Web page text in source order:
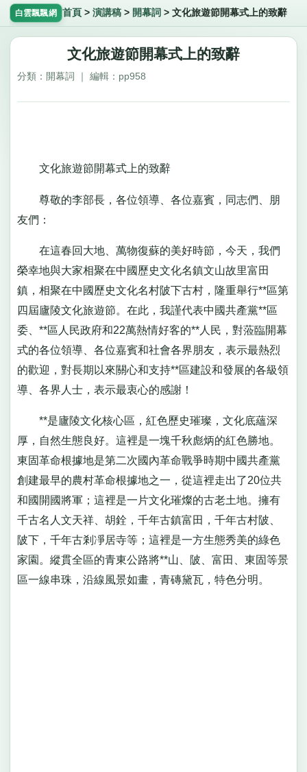
白雲飄飄網 首頁 > 演講稿> 開幕詞 > 文化旅遊節開幕式上的致辭
文化旅遊節開幕式上的致辭
分類：開幕詞 ｜ 編輯：pp958
文化旅遊節開幕式上的致辭
尊敬的李部長，各位領導、各位嘉賓，同志們、朋
友們：
在這春回大地、萬物復蘇的美好時節，今天，我們
榮幸地與大家相聚在中國歷史文化名鎮文山故里富田
鎮，相聚在中國歷史文化名村陂下古村，隆重舉行**區第
四屆廬陵文化旅遊節。在此，我謹代表中國共產黨**區
委、**區人民政府和22萬熱情好客的**人民，對蒞臨開幕
式的各位領導、各位嘉賓和社會各界朋友，表示最熱烈
的歡迎，對長期以來關心和支持**區建設和發展的各級領
導、各界人士，表示最衷心的感謝！
**是廬陵文化核心區，紅色歷史璀璨，文化底蘊深
厚，自然生態良好。這裡是一塊千秋彪炳的紅色勝地。
東固革命根據地是第二次國內革命戰爭時期中國共產黨
創建最早的農村革命根據地之一，從這裡走出了20位共
和國開國將軍；這裡是一片文化璀燦的古老土地。擁有
千古名人文天祥、胡銓，千年古鎮富田，千年古村陂、
陂下，千年古剎凈居寺等；這裡是一方生態秀美的綠色
家園。縱貫全區的青東公路將**山、陂、富田、東固等景
區一線串珠，沿線風景如畫，青磚黛瓦，特色分明。